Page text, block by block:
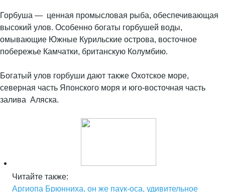
Горбуша — ценная промысловая рыба, обеспечивающая
высокий улов. Особенно богаты горбушей воды,
омывающие Южные Курильские острова, восточное
побережье Камчатки, британскую Колумбию.
Богатый улов горбуши дают также Охотское море,
северная часть Японского моря и юго-восточная часть
залива Аляска.
Читайте также:
Аргиопа Брюнниха, он же паук-оса, удивительное